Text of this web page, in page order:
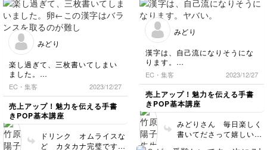
面が当たってるな とい
う手ごたえを感じたら線
道の時に筆をググッと入
あの感じです） 次は手
首を動かさず 腕と一体
化するイメージで 脇の
下を締めて腕全体で描く
ようにすると垂直が保ち
やすいです。手首にギブ
イメージです。 なお、
このペンは大きな見出し
の文字などを書くときに
た見せてくださいね♪
みどり
楽し過ぎて、三枚書いてしまい
ました。
卵←この漢字はバランスを取る
のが難しいです。
EC・集客 2023/12/27
売上アップ！魅力を伝える手書
きPOP基本講座
ドリンク オムライスな
ど カタカナ完璧です〜
みどり
漢字は、自己流になりそうにな
ります。
ヤバい。
EC・集客 2023/12/27
売上アップ！魅力を伝える手書
きPOP基本講座
みどりさん 毎日楽しく
書いてださって嬉しいで